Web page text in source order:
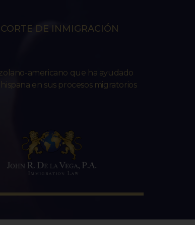
DE INMIGRACIÓN
americano que ha ayudado
en sus procesos migratorios